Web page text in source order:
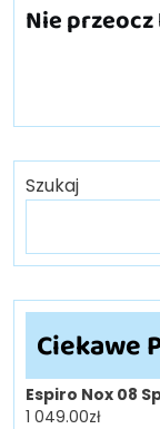
Nie
Szukaj
Ciekawe
Espiro Nox 08
1 049.00zł